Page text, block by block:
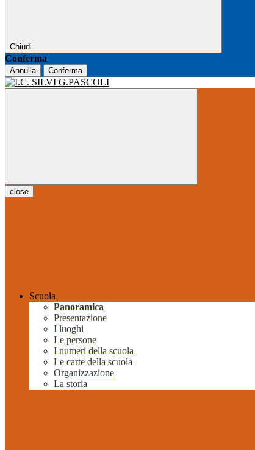
Chiudi
Conferma
Annulla Conferma
close
Scuola
Panoramica
Presentazione
I luoghi
Le persone
I numeri della scuola
Le carte della scuola
Organizzazione
La storia